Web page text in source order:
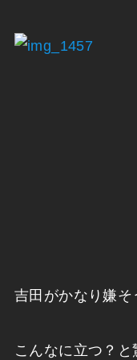
吉田がかなり嫌そ
こんなに立つ？と